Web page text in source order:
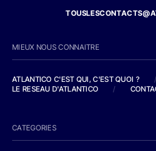
MIEUX NOUS CONNAITRE
ATLANTICO C'EST QUI, C'EST QUOI ?
/
LE RESEAU D'ATLANTICO
/
CATEGORIES